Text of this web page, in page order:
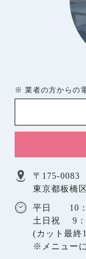
※ 業者の方からの
〒175-0083
東京都板橋
平日 10：
土日祝 9：
(カット最終
※メニュー